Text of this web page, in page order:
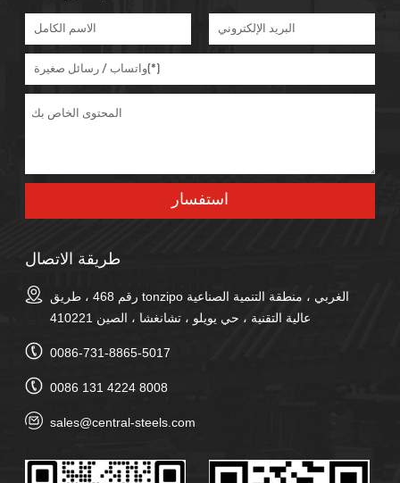
طريقة الاتصال
رقم 468 ، طريق tonzipo الغربي ، منطقة التنمية الصناعية
عالية التقنية ، حي يويلو ، تشانغشا ، الصين 410221
0086-731-8865-5017
0086 131 4224 8008
sales@central-steels.com